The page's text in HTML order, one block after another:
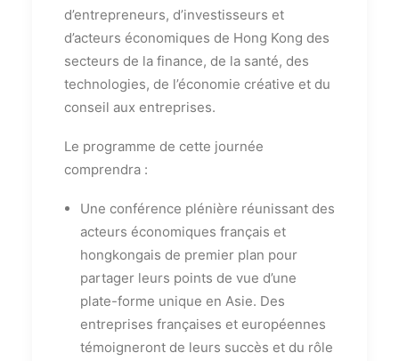
d’entrepreneurs, d’investisseurs et
d’acteurs économiques de Hong Kong des
secteurs de la finance, de la santé, des
technologies, de l’économie créative et du
conseil aux entreprises.
Le programme de cette journée
comprendra :
Une conférence plénière réunissant des
acteurs économiques français et
hongkongais de premier plan pour
partager leurs points de vue d’une
plate-forme unique en Asie. Des
entreprises françaises et européennes
témoigneront de leurs succès et du rôle